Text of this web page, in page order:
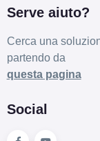
Serve aiuto?
Cerca una
partendo da
questa pagina
Social